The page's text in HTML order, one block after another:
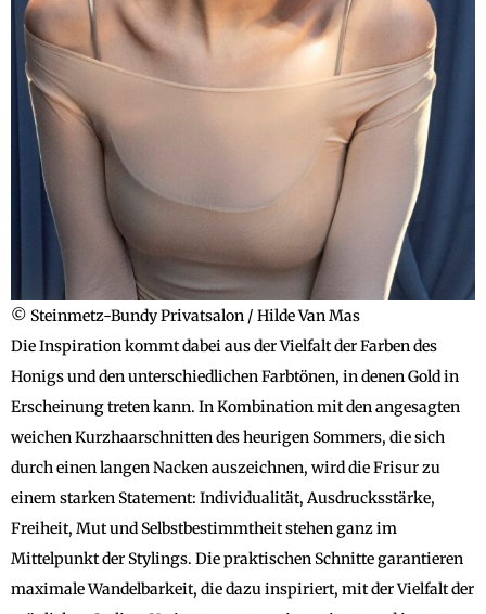
© Steinmetz-Bundy Privatsalon / Hilde Van Mas
Die Inspiration kommt dabei aus der Vielfalt der Farben des
Honigs und den unterschiedlichen Farbtönen, in denen Gold in
Erscheinung treten kann. In Kombination mit den angesagten
weichen Kurzhaarschnitten des heurigen Sommers, die sich
durch einen langen Nacken auszeichnen, wird die Frisur zu
einem starken Statement: Individualität, Ausdrucksstärke,
Freiheit, Mut und Selbstbestimmtheit stehen ganz im
Mittelpunkt der Stylings. Die praktischen Schnitte garantieren
maximale Wandelbarkeit, die dazu inspiriert, mit der Vielfalt der